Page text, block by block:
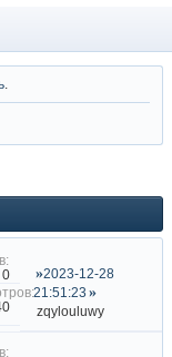
0
2023-12-28
21:51:23
zqylouluwy